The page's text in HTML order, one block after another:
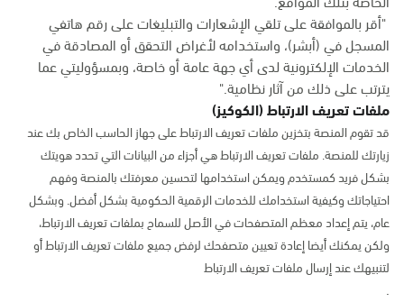
"أقر بالموافقة على تلقي الإشعارات والتبليغات على رقم هاتفي
المسجل في (أبشر)، واستخدامه لأغراض التحقق أو المصادقة في
الخدمات الإلكترونية لدى أي جهة عامة أو خاصة، وبمسؤوليتي عما
يترتب على ذلك من آثار نظامية."
ملفات تعريف الارتباط (الكوكيز)
قد تقوم المنصة بتخزين ملفات تعريف الارتباط على جهاز الحاسب الخاص بك عند
زيارتك للمنصة. ملفات تعريف الارتباط هي أجزاء من البيانات التي تحدد هويتك
بشكل فريد كمستخدم ويمكن استخدامها لتحسين معرفتك بالمنصة وفهم
احتياجاتك وكيفية استخدامك للخدمات الرقمية الحكومية بشكل أفضل. وبشكل
عام، يتم إعداد معظم المتصفحات في الأصل للسماح بملفات تعريف الارتباط،
ولكن يمكنك أيضا إعادة تعيين متصفحك لرفض جميع ملفات تعريف الارتباط أو
لتنبيهك عند إرسال ملفات تعريف الارتباط
.